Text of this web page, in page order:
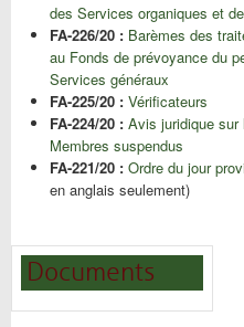
des Services organiques et
FA-226/20 : Barèmes des
au Fonds de prévoyance du
Services généraux
FA-225/20 : Vérificateurs
FA-224/20 : Avis juridique sur
Membres suspendus
FA-221/20 : Ordre du jour
en anglais seulement)
Documents